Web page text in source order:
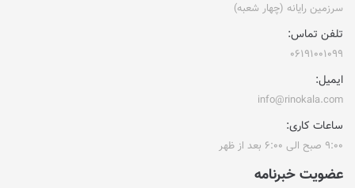
سرزمین رایانه (چهار شعبه)
تلفن تماس:
۰۶۱۹۱۰۰۱۰۹۹
ایمیل:
info@rinokala.com
ساعات کاری:
۹:۰۰ صبح الی ۶:۰۰ بعد از ظهر
عضویت خبرنامه